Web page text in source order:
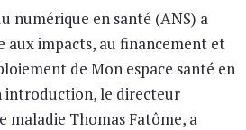
numérique en santé (ANS) a
aux impacts, au financement et
de Mon espace santé en
introduction, le directeur
maladie Thomas Fatôme, a